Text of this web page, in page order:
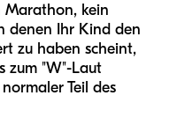
Marathon, kein
denen Ihr Kind den
zu haben scheint,
zum "W"-Laut
Teil des